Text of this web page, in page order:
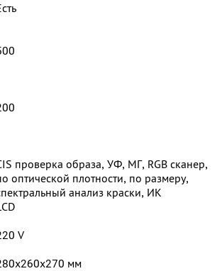
проверка образа, УФ, МГ, RGB сканер,
оптической плотности, по размеру,
анализ краски, ИК
V
мм